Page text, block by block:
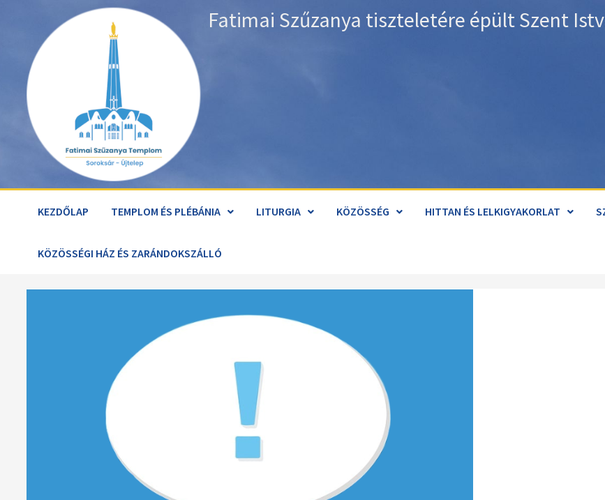
Fatimai Szűzanya tiszteletére épült Szent
KEZDŐLAP TEMPLOM ÉS PLÉBÁNIA LITURGIA KÖZÖSSÉG HITTAN ÉS LELKIGYAKORLAT
KÖZÖSSÉGI HÁZ ÉS ZARÁNDOKSZÁLLÓ